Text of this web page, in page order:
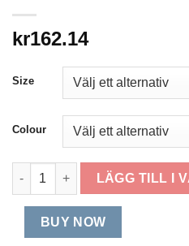
kr162.14
Size
Colour
Julstjärna "Baluns" i papper-
LÄGG TILL I
BUY NOW